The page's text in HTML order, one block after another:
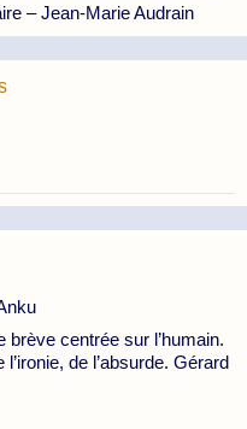
– Jean-Marie Audrain
centrée sur l’humain.
de l’absurde. Gérard